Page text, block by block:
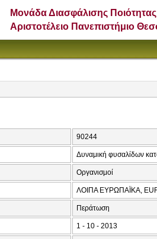
Μονάδα Διασφάλισης Ποιότητας
Αριστοτέλειο Πανεπιστήμιο
90244
Δυναμική φυσαλίδων
Οργανισμοί
ΛΟΙΠΑ ΕΥΡΩΠΑΪΚΑ,
Περάτωση
1 - 10 - 2013